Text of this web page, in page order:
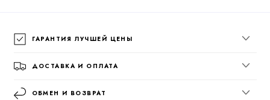
ГАРАНТИЯ ЛУЧШЕЙ ЦЕНЫ
ДОСТАВКА И ОПЛАТА
ОБМЕН И ВОЗВРАТ